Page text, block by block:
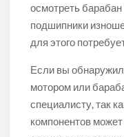
осмотреть
подшипники
для этого
Если вы
мотором или
специалисту, так
компонентов